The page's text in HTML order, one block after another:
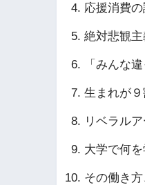
応援消費
絶対悲観主
「みんな
生まれが
リベラル
大学で何
その働き